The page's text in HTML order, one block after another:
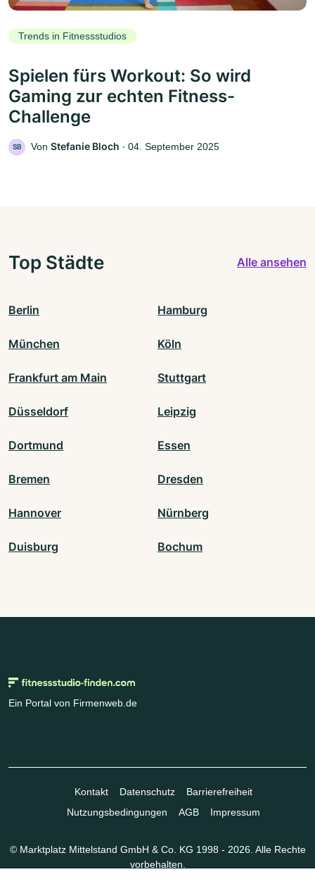
Trends in Fitnessstudios
Spielen fürs Workout: So wird
Gaming zur echten Fitness-
Challenge
SB Von Stefanie Bloch ‧ 04. September 2025
Top Städte Alle ansehen
Berlin Hamburg
München Köln
Frankfurt am Main Stuttgart
Düsseldorf Leipzig
Dortmund Essen
Bremen Dresden
Hannover Nürnberg
Duisburg Bochum
Ein Portal von Firmenweb.de
Kontakt Datenschutz
Barrierefreiheit
Nutzungsbedingungen
AGB Impressum
© Marktplatz Mittelstand GmbH & Co. KG 1998 - 2026. Alle Rechte
vorbehalten.